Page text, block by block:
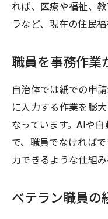
れば、医療や福祉、
ラなど、現在の住民
職員を事務作業
自治体では紙での申
に入力する作業を膨
なっています。AIや
で、職員でなければ
力できるような仕組み
ベテラン職員の